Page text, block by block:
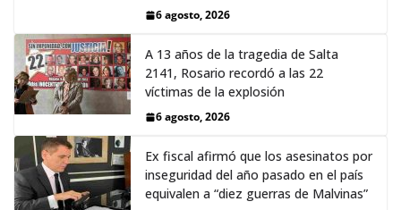
6 agosto, 2026
A 13 años de la tragedia de Salta
2141, Rosario recordó a las 22
víctimas de la explosión
6 agosto, 2026
Ex fiscal afirmó que los asesinatos por
inseguridad del año pasado en el país
equivalen a “diez guerras de Malvinas”